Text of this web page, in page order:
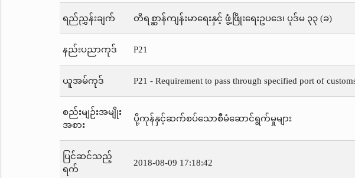
ရည်ညွှန်းချက် တိရစ္ဆာန်ကျန်းမာရေးနှင့် ဖွံ့ဖြိုးရေးဥပဒေ၊ ပုဒ်မ ၃၃ (ခ)
နည်းပညာကုဒ် P21
ယူအမ်ကုဒ် P21 - Requirement to pass through specified port of
စည်းမျဉ်းအမျိုး
အစား
ပို့ကုန်နှင့်ဆက်စပ်သောစီမံဆောင်ရွက်မှုများ
ပြင်ဆင်သည့်
ရက်
2018-08-09 17:18:42